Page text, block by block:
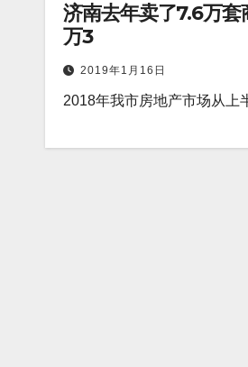
济南去年卖了7.6万套
万3
2019年1月16日
2018年我市房地产市场从上